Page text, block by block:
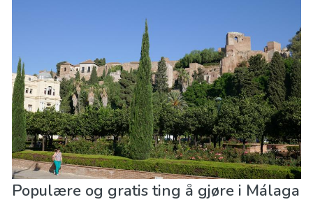
Populære og gratis ting å gjøre i Málaga